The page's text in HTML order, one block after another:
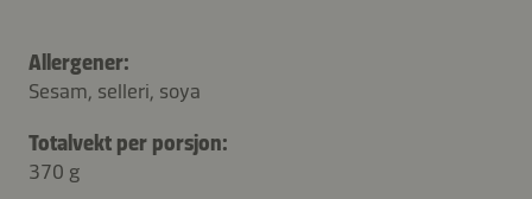
Allergener:
Sesam, selleri, soya
Totalvekt per porsjon:
370 g